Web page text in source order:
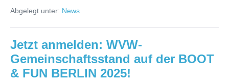
OutVenture
–
erneut
Abgelegt unter: News
Jetzt anmelden: WVW-
Gemeinschaftsstand auf der BOOT
& FUN BERLIN 2025!